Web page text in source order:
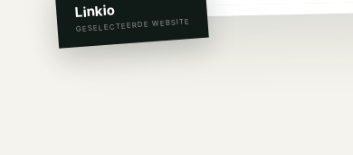
Linkio
GESELECTEERDE WEBSITE